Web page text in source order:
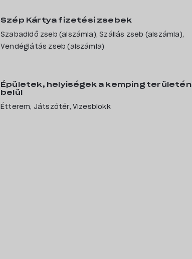
Kempingek
Szép Kártya fizetési zsebek
Szabadidő zseb (alszámla), Szállás zseb (alszámla),
Vendéglátás zseb (alszámla)
Épületek, helyiségek a kemping területén
belül
Étterem, Játszótér, Vizesblokk